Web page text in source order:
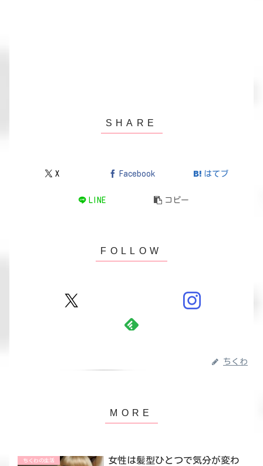
X Facebook はてブ
LINE コピー
ちくわ
ちくわの生活
女性は髪型ひとつで気分が変わ